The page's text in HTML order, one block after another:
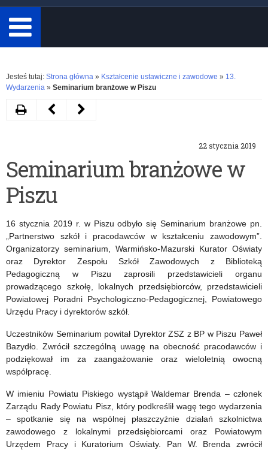
minimum
3
znaki.
Rozwiń
Jesteś tutaj: Strona główna » Kształcenie ustawiczne i zawodowe » 13.
Wydarzenia » Seminarium branżowe w Piszu
22 stycznia 2019
Seminarium branżowe w
Piszu
16 stycznia 2019 r. w Piszu odbyło się Seminarium branżowe pn.
„Partnerstwo szkół i pracodawców w kształceniu zawodowym”.
Organizatorzy seminarium, Warmińsko-Mazurski Kurator Oświaty
oraz Dyrektor Zespołu Szkół Zawodowych z Biblioteką
Pedagogiczną w Piszu zaprosili przedstawicieli organu
prowadzącego szkołę, lokalnych przedsiębiorców, przedstawicieli
Powiatowej Poradni Psychologiczno-Pedagogicznej, Powiatowego
Urzędu Pracy i dyrektorów szkół.
Uczestników Seminarium powitał Dyrektor ZSZ z BP w Piszu Paweł
Bazydło. Zwrócił szczególną uwagę na obecność pracodawców i
podziękował im za zaangażowanie oraz wieloletnią owocną
współpracę.
W imieniu Powiatu Piskiego wystąpił Waldemar Brenda – członek
Zarządu Rady Powiatu Pisz, który podkreślił wagę tego wydarzenia
– spotkanie się na wspólnej płaszczyźnie działań szkolnictwa
zawodowego z lokalnymi przedsiębiorcami oraz Powiatowym
Urzędem Pracy i Kuratorium Oświaty. Pan W. Brenda zwrócił
DrukujNastępny
pożegnanie
Kazimierza
Poprzedni
szkół
rekrutacji
2019/2020